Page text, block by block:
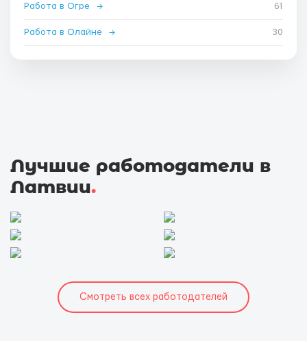
Работа в Огре → 61
Работа в Олайне → 30
Лучшие работодатели в
Латвии.
Смотреть всех работодателей